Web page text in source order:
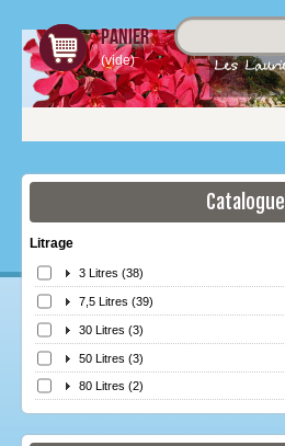
Panier
(vide)
Le laurier rose
Boutique
Espace Pro
Contact et accès
Catalogue
Litrage
3 Litres (38)
7,5 Litres (39)
30 Litres (3)
50 Litres (3)
80 Litres (2)